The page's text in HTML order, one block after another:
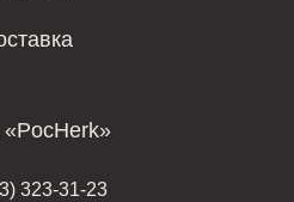
«PocHerk»
323-31-23